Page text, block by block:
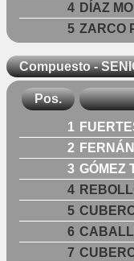
4 DÍAZ
5 ZARCO
Compuesto -
Pos.
1
2
3 GÓMEZ
4
5
6
7